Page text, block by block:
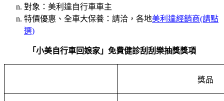
對象：美利達自行車車主
特價優惠、全車大保養：請洽，各地美利達經銷商(請點
選)
「小美自行車回娘家」免費健診刮刮樂抽獎獎項
獎品